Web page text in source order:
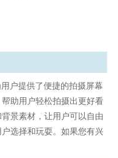
户提供了便捷的拍摄屏幕
助用户轻松拍摄出更好看
景素材，让用户可以自由
选择和玩耍。如果您有兴